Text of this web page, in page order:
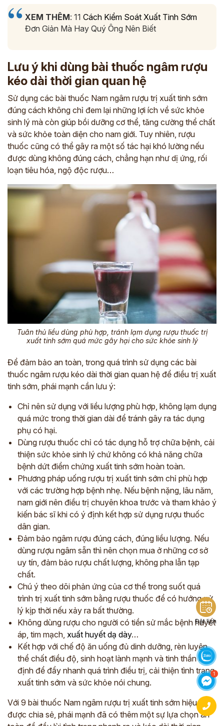
XEM THÊM: 11 Cách Kiểm Soát Xuất Tinh Sớm
Đơn Giản Mà Hay Quý Ông Nên Biết
Lưu ý khi dùng bài thuốc ngâm rượu
kéo dài thời gian quan hệ
Sử dụng các bài thuốc Nam ngâm rượu trị xuất tinh sớm
đúng cách không chỉ đem lại những lợi ích về sức khỏe
sinh lý mà còn giúp bồi dưỡng cơ thể, tăng cường thể chất
và sức khỏe toàn diện cho nam giới. Tuy nhiên, rượu
thuốc cũng có thể gây ra một số tác hại khó lường nếu
được dùng không đúng cách, chẳng hạn như dị ứng, rối
loạn tiêu hóa, ngộ độc rượu…
Tuân thủ liều dùng phù hợp, tránh lạm dụng rượu thuốc trị
xuất tinh sớm quá mức gây hại cho sức khỏe sinh lý
Để đảm bảo an toàn, trong quá trình sử dụng các bài
thuốc ngâm rượu kéo dài thời gian quan hệ để điều trị xuất
tinh sớm, phái mạnh cần lưu ý:
Chỉ nên sử dụng với liều lượng phù hợp, không lạm dụng
quá mức trong thời gian dài để tránh gây ra tác dụng
phụ có hại.
Dùng rượu thuốc chỉ có tác dụng hỗ trợ chữa bệnh, cải
thiện sức khỏe sinh lý chứ không có khả năng chữa
bệnh dứt điểm chứng xuất tinh sớm hoàn toàn.
Phương pháp uống rượu trị xuất tinh sớm chỉ phù hợp
với các trường hợp bệnh nhẹ. Nếu bệnh nặng, lâu năm,
nam giới nên điều trị chuyên khoa trước và tham khảo ý
kiến bác sĩ khi có ý định kết hợp sử dụng rượu thuốc
dân gian.
Đảm bảo ngâm rượu đúng cách, đúng liều lượng. Nếu
dùng rượu ngâm sẵn thì nên chọn mua ở những cơ sở
uy tín, đảm bảo rượu chất lượng, không pha lẫn tạp
chất.
Chú ý theo dõi phản ứng của cơ thể trong suốt quá
trình trị xuất tinh sớm bằng rượu thuốc để có hướng xử
lý kịp thời nếu xảy ra bất thường.
Không dùng rượu cho người có tiền sử mắc bệnh huyết
áp, tim mạch, xuất huyết dạ dày…
Kết hợp với chế độ ăn uống đủ dinh dưỡng, rèn luyện
thể chất điều độ, sinh hoạt lành mạnh và tinh thần ổn
định để đẩy nhanh quá trình điều trị, cải thiện tình trạng
xuất tinh sớm và sức khỏe nói chung.
Với 9 bài thuốc Nam ngâm rượu trị xuất tinh sớm hiệu quả
được chia sẻ, phái mạnh đã có thêm một sự lựa chọn an
Đặt lịch